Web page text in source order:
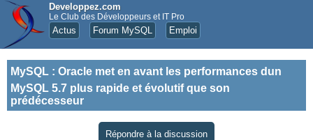
Developpez.com
Le Club des Développeurs et IT Pro
Actus Forum MySQL Emploi
MySQL : Oracle met en avant les performances dun
MySQL 5.7 plus rapide et évolutif que son
prédécesseur
Répondre à la discussion